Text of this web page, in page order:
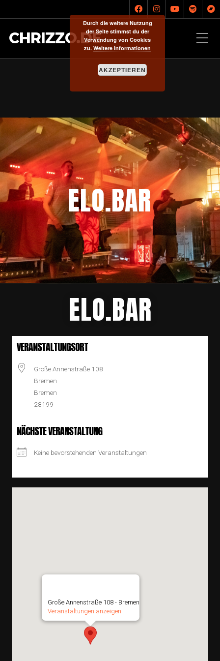
CHRIZZO.DE
ELO.BAR
ELO.BAR
VERANSTALTUNGSORT
Große Annenstraße 108
Bremen
Bremen
28199
NÄCHSTE VERANSTALTUNG
Keine bevorstehenden Veranstaltungen
Große Annenstraße 108 - Bremen
Veranstaltungen anzeigen
Durch die weitere Nutzung
der Seite stimmst du der
Verwendung von Cookies
zu. Weitere Informationen
AKZEPTIEREN